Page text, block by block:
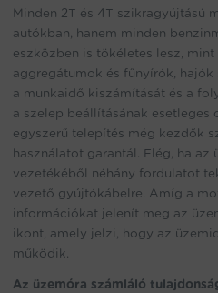
Minden 2T és 4T szikragyújtású
autókban, hanem minden
eszközben is tökéletes lesz,
aggregátumok és fűnyírók,
a munkaidő kiszámítását és a
a szelep beállításának esetleges
egyszerű telepítés még kezdők
használatot garantál. Elég, ha az
vezetékéből néhány fordulatot
vezető gyújtókábelre. Amíg a
információkat jelenít meg az
ikont, amely jelzi, hogy az
működik.
Az üzemóra számláló